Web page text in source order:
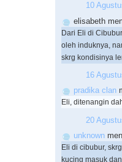
10
elisabeth
Dari Eli di
oleh induknya,
skrg kondisinya
16
pradika clan
Eli, ditenangin
20
unknown
Eli di cibubur,
kucing masuk